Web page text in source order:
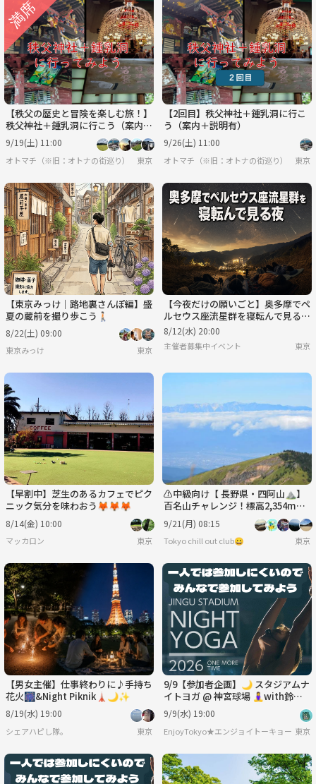
【秩父の歴史と冒険を楽しむ旅！】
秩父神社＋鍾乳洞に行こう（案内＋
説明有）
9/19(土) 11:00
オトマチ（※旧：オトナの街巡り）【年齢限定なし、30・40代が多く、50代も可】【
東京
【2回目】秩父神社＋鍾乳洞に行こ
う（案内＋説明有）
9/26(土) 11:00
オトマチ（※旧：オトナの街巡り）【年
東京
【東京みっけ｜路地裏さんぽ編】盛
夏の蔵前を撮り歩こう🚶🏻
8/22(土) 09:00
東京みっけ 東京
【今夜だけの願いごと】奥多摩でペ
ルセウス座流星群を寝転んで見る夜
🌠
8/12(水) 20:00
主催者募集中イベント 東京
【早割中】芝生のあるカフェでピク
ニック気分を味わおう🦊🦊🦊
8/14(金) 10:00
マッカロン 東京
⚠️中級向け【 長野県・四阿山⛰】
百名山チャレンジ！標高2,354mの
絶景へ⭐️
9/21(月) 08:15
Tokyo chill out club😀 東京
【男女主催】仕事終わりに♪手持ち
花火🎆&Night Piknik🗼🌙✨
8/19(水) 19:00
シェアハピし隊。 東京
9/9【参加者企画】🌙 スタジアムナ
イトヨガ @ 神宮球場 🧘‍♀️with鈴木
伸枝
9/9(水) 19:00
EnjoyTokyo★エンジョイトーキョー 〜
東京